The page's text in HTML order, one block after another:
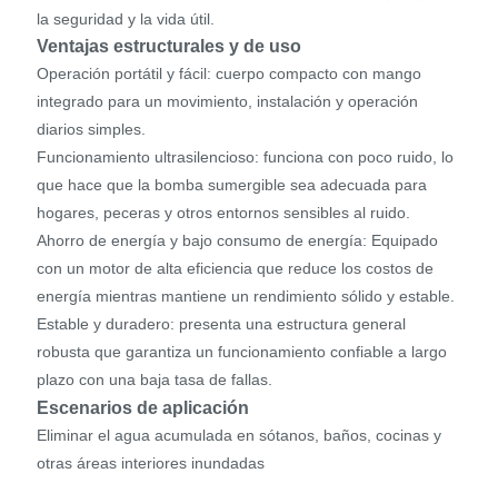
la seguridad y la vida útil.
Ventajas estructurales y de uso
Operación portátil y fácil: cuerpo compacto con mango
integrado para un movimiento, instalación y operación
diarios simples.
Funcionamiento ultrasilencioso: funciona con poco ruido, lo
que hace que la bomba sumergible sea adecuada para
hogares, peceras y otros entornos sensibles al ruido.
Ahorro de energía y bajo consumo de energía: Equipado
con un motor de alta eficiencia que reduce los costos de
energía mientras mantiene un rendimiento sólido y estable.
Estable y duradero: presenta una estructura general
robusta que garantiza un funcionamiento confiable a largo
plazo con una baja tasa de fallas.
Escenarios de aplicación
Eliminar el agua acumulada en sótanos, baños, cocinas y
otras áreas interiores inundadas